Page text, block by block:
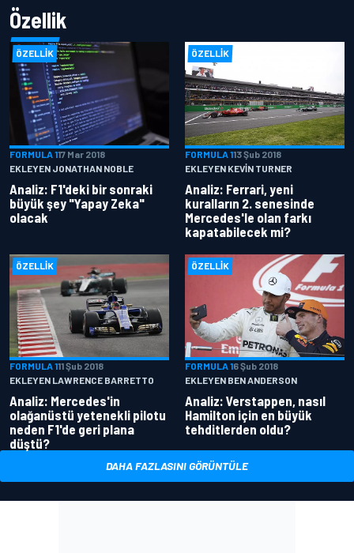
Özellik
ÖZELLIK
FORMULA 117 Mar 2018
EKLEYEN JONATHAN NOBLE
Analiz: F1'deki bir sonraki
büyük şey "Yapay Zeka"
olacak
ÖZELLIK
FORMULA 113 Şub 2018
EKLEYEN KEVIN TURNER
Analiz: Ferrari, yeni
kuralların 2. senesinde
Mercedes'le olan farkı
kapatabilecek mi?
ÖZELLIK
FORMULA 111 Şub 2018
EKLEYEN LAWRENCE BARRETTO
Analiz: Mercedes'in
olağanüstü yetenekli pilotu
neden F1'de geri plana
düştü?
ÖZELLIK
FORMULA 16 Şub 2018
EKLEYEN BEN ANDERSON
Analiz: Verstappen, nasıl
Hamilton için en büyük
tehditlerden oldu?
DAHA FAZLASINI GÖRÜNTÜLE